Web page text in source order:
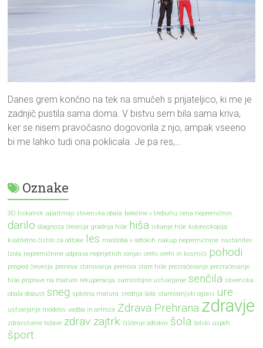
Danes grem končno na tek na smučeh s prijateljico, ki me je
zadnjič pustila sama doma. V bistvu sem bila sama kriva,
ker se nisem pravočasno dogovorila z njo, ampak vseeno
bi me lahko tudi ona poklicala. Je pa res,…
Oznake
3D tiskalnik apartmaji slovenska obala bolečine v trebuhu cena nepremičnin
darilo diagnoza črevesja gradnja hiše hiša iskanje hiše kolonoskopija
kvalitetno čistilo za odtoke les maščoba v odtokih nakup nepremičnine nastanitev
Izola nepremičnine odprava neprijetnih vonjav orehi orehi in kosmiči pohodi
pregled črevesja prenova stanovanja prenova stare hiše prezračevanje prezračevanje
hiše priprave na maturo rekuperacija samostojno ustvarjanje senčila slovenska
obala dopust sneg splošna matura srednja šola stanovanjski oglasi ure
ustvarjanje modelov vadba in artroza Zdrava Prehrana zdravje
zdravstvene težave zdrav zajtrk čiščenje odtokov šola šolski uspeh
šport